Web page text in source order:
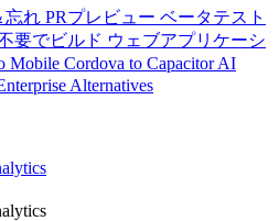
忘れ PRプレビュー ベータテスト
要でビルド ウェブアプリケーシ
Mobile Cordova to CapacitorAI
Alternatives